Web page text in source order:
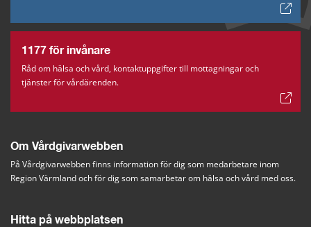
1177 för invånare
Råd om hälsa och vård, kontaktuppgifter till mottagningar och
tjänster för vårdärenden.
Om Vårdgivarwebben
På Vårdgivarwebben finns information för dig som medarbetare inom
Region Värmland och för dig som samarbetar om hälsa och vård med oss.
Hitta på webbplatsen